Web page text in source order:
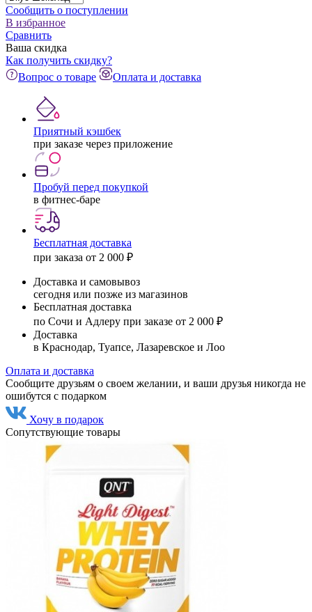
Сообщить о поступлении
В избранное
Сравнить
Ваша скидка
Как получить скидку?
Вопрос о товаре
Оплата и доставка
Приятный кэшбек
при заказе через приложение
Пробуй перед покупкой
в фитнес-баре
Бесплатная доставка
при заказа от 2 000 ₽
Доставка и самовывоз
сегодня или позже из магазинов
Бесплатная доставка
по Сочи и Адлеру при заказе от 2 000 ₽
Доставка
в Краснодар, Туапсе, Лазаревское и Лоо
Оплата и доставка
Сообщите друзьям о своем желании, и ваши друзья никогда не
ошибутся с подарком
Хочу в подарок
Сопутствующие товары